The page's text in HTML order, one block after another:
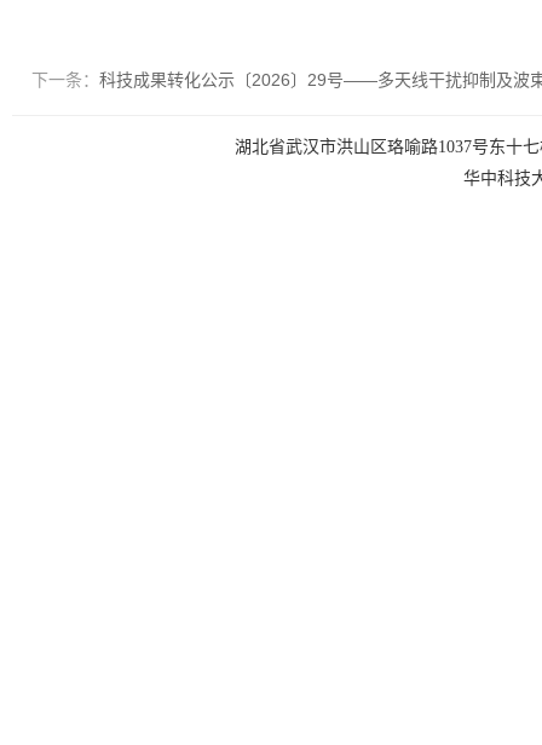
下一条： 科技成果转化公示〔2026〕29号——多天线干扰抑制及波
湖北省武汉市洪山区珞喻路1037号东十
华中科技